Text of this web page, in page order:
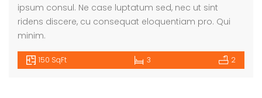
ipsum consul. Ne case luptatum sed, nec ut sint
ridens discere, cu consequat eloquentiam pro. Qui
minim.
150 SqFt 3 2